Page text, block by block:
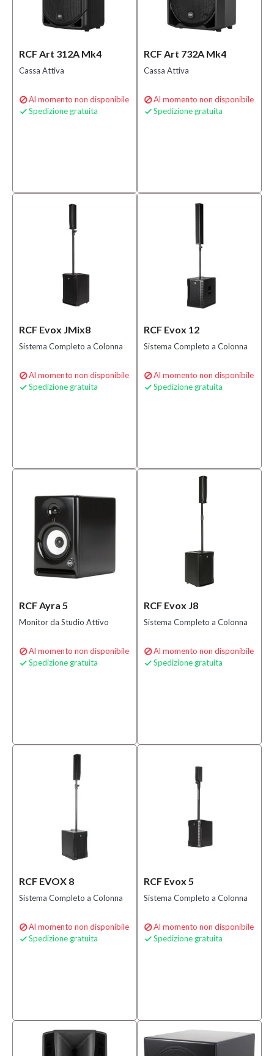
RCF Art 312A Mk4
Cassa Attiva
Al momento non disponibile
 Spedizione gratuita
RCF Art 732A Mk4
Cassa Attiva
Al momento non disponibile
 Spedizione gratuita
RCF Evox JMix8
Sistema Completo a Colonna
Al momento non disponibile
 Spedizione gratuita
RCF Evox 12
Sistema Completo a Colonna
Al momento non disponibile
 Spedizione gratuita
RCF Ayra 5
Monitor da Studio Attivo
Al momento non disponibile
 Spedizione gratuita
RCF Evox J8
Sistema Completo a Colonna
Al momento non disponibile
 Spedizione gratuita
RCF EVOX 8
Sistema Completo a Colonna
Al momento non disponibile
 Spedizione gratuita
RCF Evox 5
Sistema Completo a Colonna
Al momento non disponibile
 Spedizione gratuita